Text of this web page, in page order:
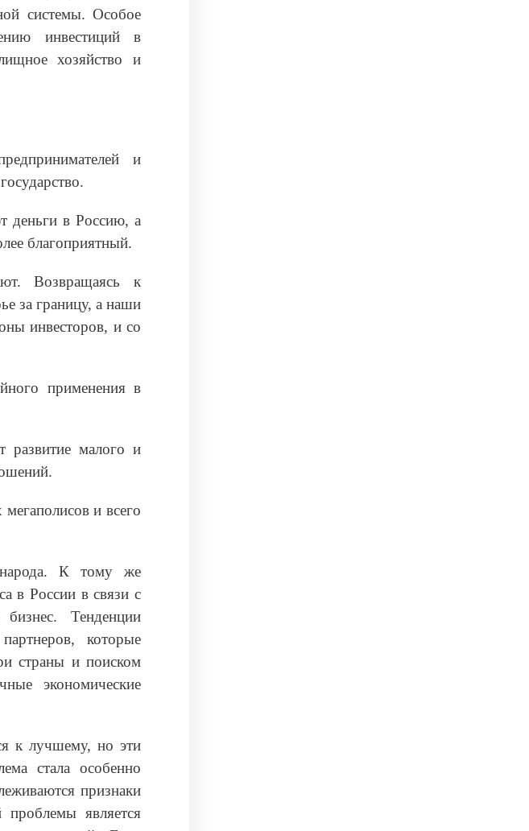
системы. Особое
инвестиций в
хозяйство и
и
деньги в Россию, а
благоприятный.
Возвращаясь к
за границу, а наши
инвесторов, и со
применения в
развитие малого и
и всего
народа. К тому же
в России в связи с
Тенденции
которые
страны и поиском
экономические
к лучшему, но эти
стала особенно
признаки
проблемы является